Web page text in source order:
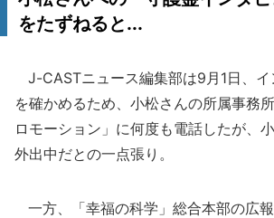
をたずねると...
J-CASTニュース編集部は9月1日、イ
を確かめるため、小松さんの所属事務
ロモーション」に何度も電話したが、
外出中だとの一点張り。
一方、「幸福の科学」総合本部の広